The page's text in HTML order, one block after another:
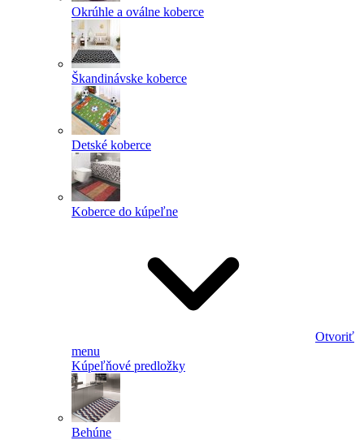
Okrúhle a oválne koberce
Škandinávske koberce
Detské koberce
Koberce do kúpeľne
Otvoriť
menu
Kúpeľňové predložky
Behúne